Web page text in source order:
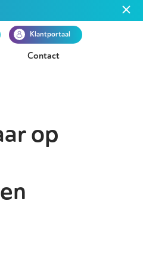
Klantportaal
Contact
op